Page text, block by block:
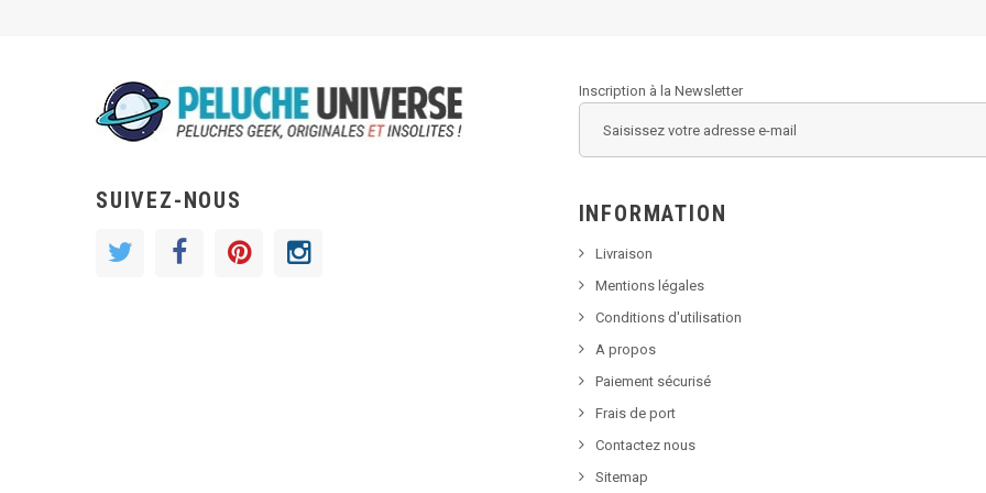
SUIVEZ-NOUS
Inscription à la Newsletter
INFORMATION
Livraison
Mentions légales
Conditions d'utilisation
A propos
Paiement sécurisé
Frais de port
Contactez nous
Sitemap